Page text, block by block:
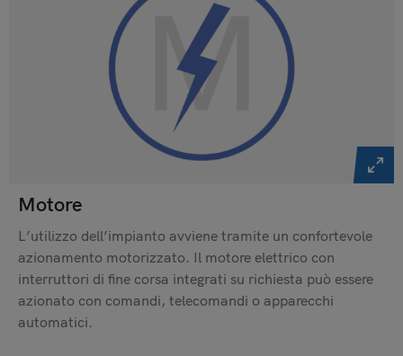
Motore
L’utilizzo dell’impianto avviene tramite un confortevole
azionamento motorizzato. Il motore elettrico con
interruttori di fine corsa integrati su richiesta può essere
azionato con comandi, telecomandi o apparecchi
automatici.